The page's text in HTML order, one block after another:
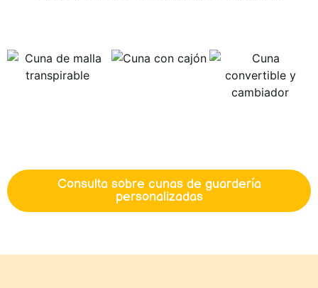
Consulta sobre cunas de guardería
personalizadas